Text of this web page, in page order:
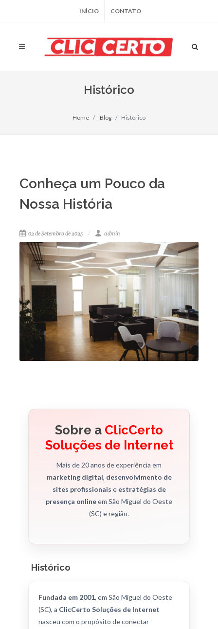
INÍCIO CONTATO
Histórico
Home Blog Histórico
Conheça um Pouco da
Nossa História
02 de Setembro de 2025 admin
Sobre a ClicCerto
Soluções de Internet
Mais de 20 anos de experiência em
marketing digital, desenvolvimento de
sites profissionais e estratégias de
presença onlineem São Miguel do Oeste
(SC) e região.
Histórico
Fundada em 2001, em São Miguel do Oeste
(SC), a ClicCerto Soluções de Internet
nasceu com o propósito de conectar